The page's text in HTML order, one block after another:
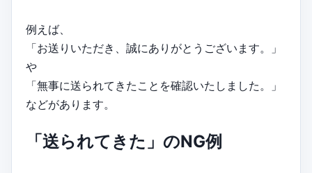
例えば、
「お送りいただき、誠にありがとうございます。」
や
「無事に送られてきたことを確認いたしました。」
などがあります。
「送られてきた」のNG例